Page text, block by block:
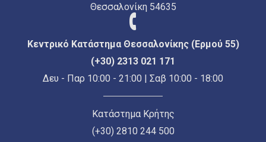
Θεσσαλονίκη 54635
Κεντρικό Κατάστημα Θεσσαλονίκης (Ερμού 55)
(+30) 2313 021 171
Δευ - Παρ 10:00 - 21:00 | Σαβ 10:00 - 18:00
Κατάστημα Κρήτης
(+30) 2810 244 500